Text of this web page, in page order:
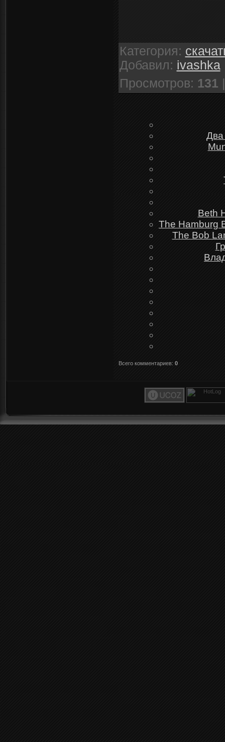
Категория:
Добавил: ivashka
Просмотров: 131
Два
Beth
The Hamburg
The Bob
Всего комментариев: 0